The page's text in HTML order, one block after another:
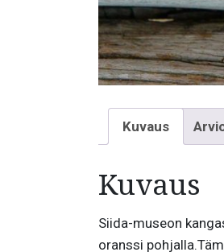
Kuvaus
Kuvaus
Siida-museon
oranssi